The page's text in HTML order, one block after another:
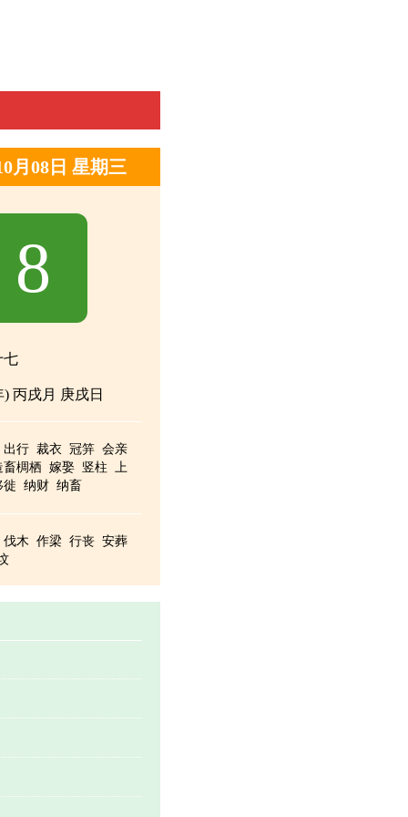
月08日 星期三
8
七
丙戌月 庚戌日
出行 裁衣 冠笄 会亲
畜椆栖 嫁娶 竖柱 上
徙 纳财 纳畜
伐木 作梁 行丧 安葬